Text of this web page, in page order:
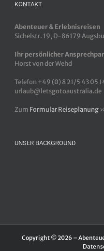
KONTAKT
Abenteuer & Erlebnisreisen
Sichelstr. 19, D-86179
Ihr persönlicher
Horst von der Wehd
Telefon +49 (0) 8 21/5 43 05
urlaub@letsgotoaustralia.de
Zum Formular Reiseplanung
UNSER BACKGROUND
Copyright © 2026 –